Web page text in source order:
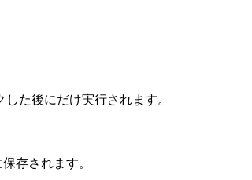
た後にだけ実行されます。
存されます。